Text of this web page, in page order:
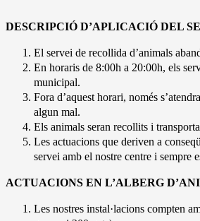
DESCRIPCIÓ D’APLICACIÓ DEL
El servei de recollida d’animals
En horaris de 8:00h a 20:00h, els
municipal.
Fora d’aquest horari, només
algun mal.
Els animals seran recollits i
Les actuacions que deriven a
servei amb el nostre centre i sempre
ACTUACIONS EN L’ALBERG
Les nostres instal·lacions compten